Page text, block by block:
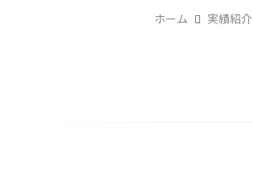
ホーム 実績紹介